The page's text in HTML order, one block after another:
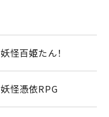
妖怪百姫たん！
妖怪憑依RPG